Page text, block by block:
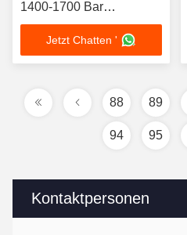
Kontaktpersonen
1400-1700 Bar
Spritzdruck
Jetzt Chatten '
88 89
94 95